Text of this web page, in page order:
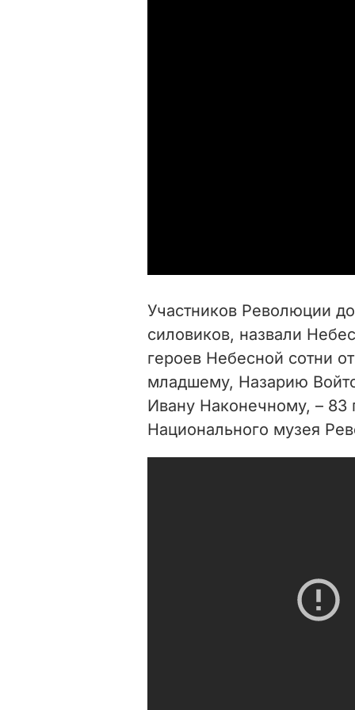
Участников Революции
силовиков, назвали
героев Небесной сотни
младшему, Назарию
Ивану Наконечному, – 83
Национального музея